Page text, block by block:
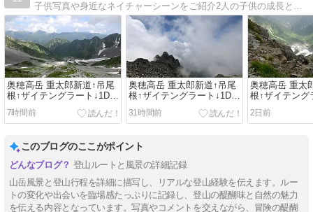
奥穂高岳 重太郎新道↑吊尾
根↑ザイテングラート↓1Day
サーキット #6
7時間前
奥穂高岳 重太郎新道↑吊尾
根↑ザイテングラート↓1Day
サーキット #5
31時間前
奥穂高岳 重太
根↑ザイテング
サーキット #4
2日前
このブログのここがポイント
登山ルートと風景の詳細記録
山岳風景と登山行程を詳細に描写し、リアルな登山経験を伝えます。ルー
トの変化や出会いを臨場感たっぷりに記録し、登山の醍醐味と自然の魅力
を伝える内容となっています。写真やコメントを交えながら、冒険の醍醐